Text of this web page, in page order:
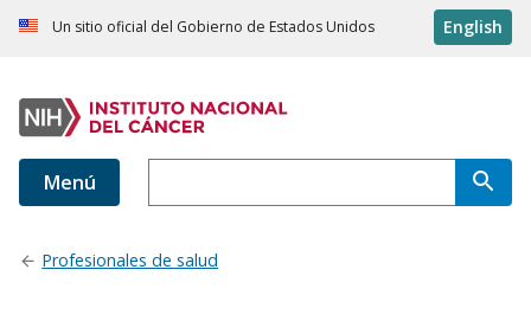
Un sitio oficial del Gobierno de Estados Unidos English
Menú
Profesionales de salud